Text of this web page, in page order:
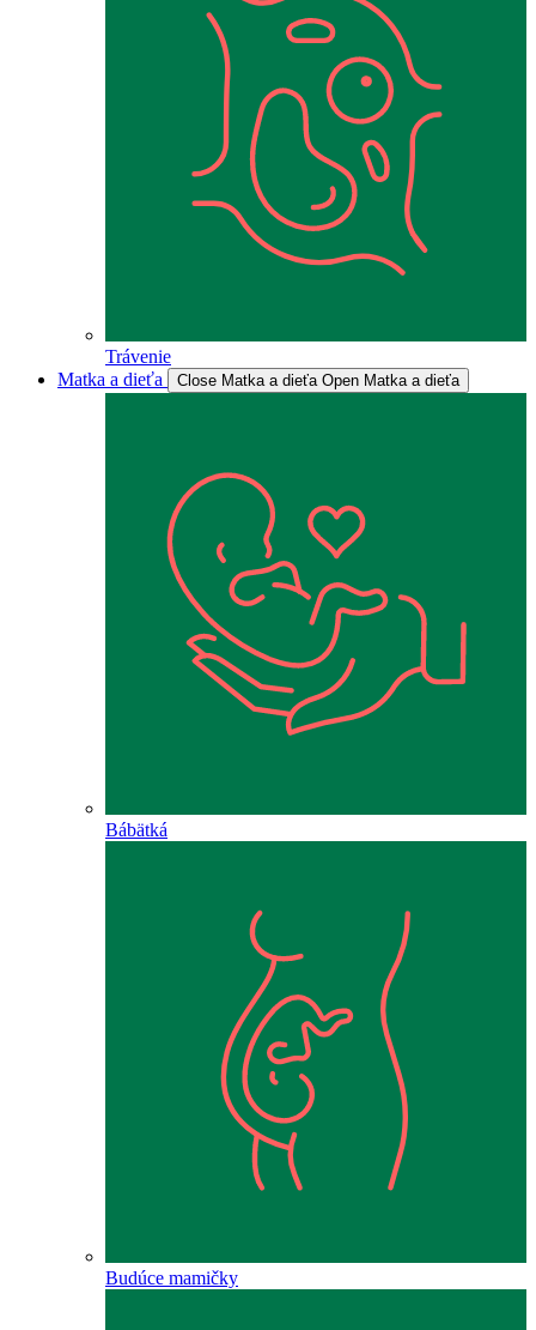
Trávenie
Matka a dieťa
Close Matka a dieťa Open Matka a dieťa
Bábätká
Budúce mamičky